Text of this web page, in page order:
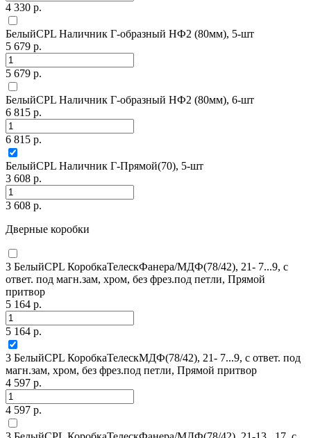
4 330 р.
БелыйCPL Наличник Г-образный НФ2 (80мм), 5-шт
5 679 р.
5 679 р.
БелыйCPL Наличник Г-образный НФ2 (80мм), 6-шт
6 815 р.
6 815 р.
БелыйCPL Наличник Г-Прямой(70), 5-шт
3 608 р.
3 608 р.
Дверные коробки
3 БелыйCPL КоробкаТелескФанера/МДФ(78/42), 21- 7...9, с
ответ. под магн.зам, хром, без фрез.под петли, Прямой
притвор
5 164 р.
5 164 р.
3 БелыйCPL КоробкаТелескМДФ(78/42), 21- 7...9, с ответ. под
магн.зам, хром, без фрез.под петли, Прямой притвор
4 597 р.
4 597 р.